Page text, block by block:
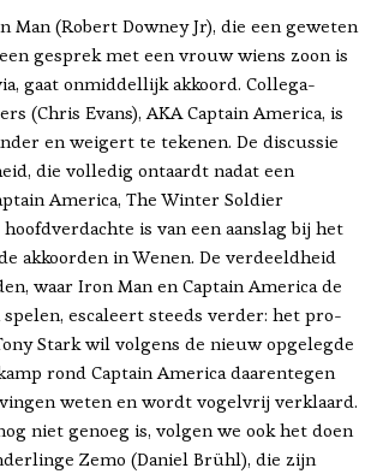
Man (Robert Downey Jr), die een geweten
gesprek met een vrouw wiens zoon is
gaat onmiddellijk akkoord. Collega-
(Chris Evans), AKA Captain America, is
en weigert te tekenen. De discussie
die volledig ontaardt nadat een
America, The Winter Soldier
hoofdverdachte is van een aanslag bij het
akkoorden in Wenen. De verdeeldheid
waar Iron Man en Captain America de
escaleert steeds verder: het pro-
Stark wil volgens de nieuw opgelegde
rond Captain America daarentegen
weten en wordt vogelvrij verklaard.
niet genoeg is, volgen we ook het doen
Zemo (Daniel Brühl), die zijn